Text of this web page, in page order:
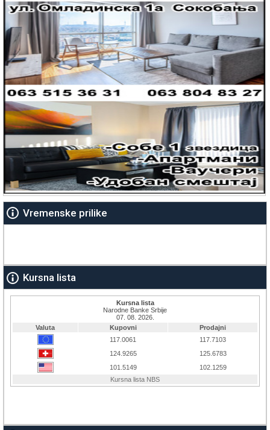
Vremenske prilike
Kursna lista